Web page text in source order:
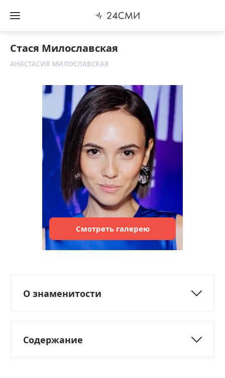
Стася Милославская
АНАСТАСИЯ МИЛОСЛАВСКАЯ
Смотреть галерею
О знаменитости
Содержание